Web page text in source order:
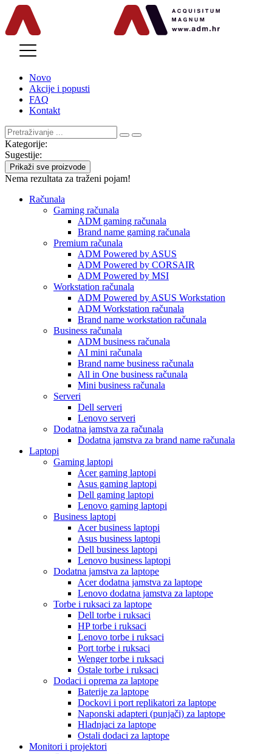
Novo
Akcije i popusti
FAQ
Kontakt
Kategorije:
Sugestije:
Prikaži sve proizvode
Nema rezultata za traženi pojam!
Računala
Gaming računala
ADM gaming računala
Brand name gaming računala
Premium računala
ADM Powered by ASUS
ADM Powered by CORSAIR
ADM Powered by MSI
Workstation računala
ADM Powered by ASUS Workstation
ADM Workstation računala
Brand name workstation računala
Business računala
ADM business računala
AI mini računala
Brand name business računala
All in One business računala
Mini business računala
Serveri
Dell serveri
Lenovo serveri
Dodatna jamstva za računala
Dodatna jamstva za brand name računala
Laptopi
Gaming laptopi
Acer gaming laptopi
Asus gaming laptopi
Dell gaming laptopi
Lenovo gaming laptopi
Business laptopi
Acer business laptopi
Asus business laptopi
Dell business laptopi
Lenovo business laptopi
Dodatna jamstva za laptope
Acer dodatna jamstva za laptope
Lenovo dodatna jamstva za laptope
Torbe i ruksaci za laptope
Dell torbe i ruksaci
HP torbe i ruksaci
Lenovo torbe i ruksaci
Port torbe i ruksaci
Wenger torbe i ruksaci
Ostale torbe i ruksaci
Dodaci i oprema za laptope
Baterije za laptope
Dockovi i port replikatori za laptope
Naponski adapteri (punjači) za laptope
Hladnjaci za laptope
Ostali dodaci za laptope
Monitori i projektori